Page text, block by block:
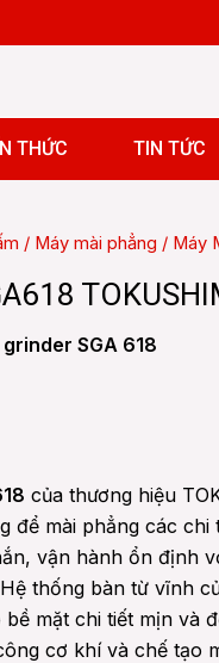
THỨC TIN TỨC
/ Máy mài phẳng / Máy
SGA 618
của thương hiệu
để mài phẳng các
vận hành ổn định
thống bàn từ vĩnh
mặt chi tiết mịn và
cơ khí và chế tạo